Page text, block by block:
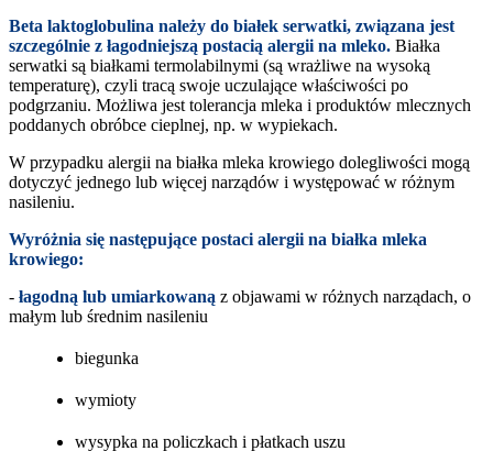
Beta laktoglobulina należy do białek serwatki, związana jest
szczególnie z łagodniejszą postacią alergii na mleko. Białka
serwatki są białkami termolabilnymi (są wrażliwe na wysoką
temperaturę), czyli tracą swoje uczulające właściwości po
podgrzaniu. Możliwa jest tolerancja mleka i produktów mlecznych
poddanych obróbce cieplnej, np. w wypiekach.
W przypadku alergii na białka mleka krowiego dolegliwości mogą
dotyczyć jednego lub więcej narządów i występować w różnym
nasileniu.
Wyróżnia się następujące postaci alergii na białka mleka
krowiego:
- łagodną lub umiarkowaną z objawami w różnych narządach, o
małym lub średnim nasileniu
biegunka
wymioty
wysypka na policzkach i płatkach uszu